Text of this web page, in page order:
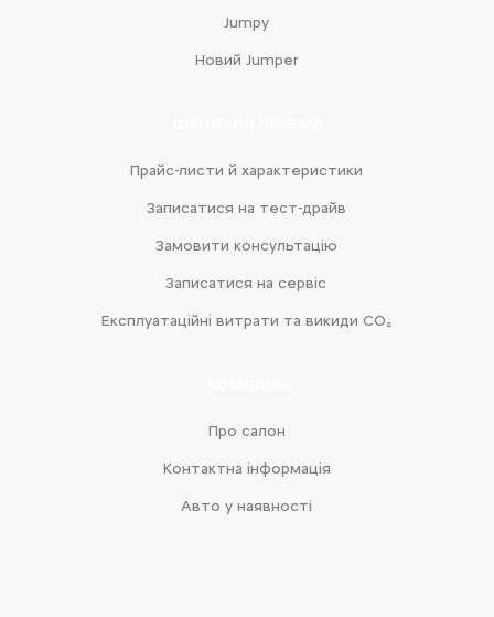
Jumpy
Новий Jumper
Прайс-листи й характеристики
Записатися на тест-драйв
Замовити консультацію
Записатися на сервіс
Експлуатаційні витрати та викиди CO₂
Про салон
Контактна інформація
Авто у наявності